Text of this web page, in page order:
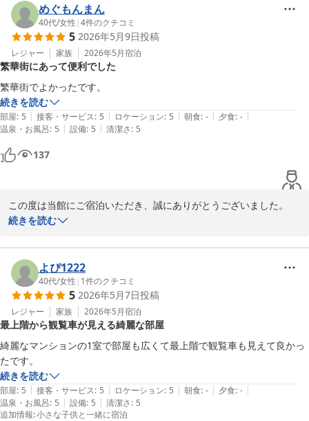
つきましてご満足いただけたとのこと、大変嬉しく拝見いたしまし
た。
「大満足」とのお言葉を頂戴し、スタッフ一同大変励みになりま
す。
これからもご家族皆様に快適にお過ごしいただける施設づくりに努
めてまいります。
Ｖａｃａｔｉｏｎ Ｒｅｎｔａｌ Ｈｏｔｅｌ 天文館
めぐもんまん
40代/女性 |4件のクチコミ
5 2026年5月9日投稿
レジャー 家族 2026年5月宿泊
繁華街にあって便利でした
繁華街でよかったです。
続きを読む
部屋: 5 | 接客・サービス: 5 | ロケーション: 5 | 朝食: - | 夕食: - |
温泉・お風呂: 5 | 設備: 5 | 清潔さ: 5
137
この度は当館にご宿泊いただき、誠にありがとうございました。
立地につきまして、ご満足いただけたご様子を嬉しく拝見いたしま
繁華街にもアクセスしやすく、便利にお過ごしいただけておりまし
たら幸いです。
また機会がございましたら、ぜひご利用くださいませ。
スタッフ一同、心よりお待ち申し上げております。
Ｖａｃａｔｉｏｎ Ｒｅｎｔａｌ Ｈｏｔｅｌ 天文館
2026-05-11
続きを読む
よぴ1222
40代/女性 | 1件のクチコミ
5 2026年5月7日投稿
レジャー 家族 2026年5月宿泊
最上階から観覧車が見える綺麗な部屋
綺麗なマンションの1室で部屋も広くて最上階で観覧車も見えて良かっ
たです。
続きを読む
部屋: 5 | 接客・サービス: 5 | ロケーション: 5 | 朝食: - | 夕食: - |
温泉・お風呂: 5 | 設備: 5 | 清潔さ: 5
追加情報:小さな子供と一緒に宿泊